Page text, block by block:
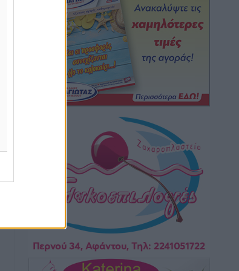
κατά του 39χρονου για τις δολιοφθορές
στο Radar Ατάβυρου
Τοπικές Ειδήσεις • πριν 1 ώρα
Απορρίφθηκε η προσωρινή διαταγή στη
μάχη των ταξί με τα «βανάκια» για την
υποκλοπή μεταφορικού έργου στη
πριν 1 ώρα
Δεσμεύσεις χωρίς αντίκρισμα στην
Κρεμαστή
Τοπικές Ειδήσεις• πριν 1 ώρα
Τσαμπίκος Καραγιάννης: «Ο
αποτελέσει τη δεύτερη μεγάλη δύναμη
της Ρόδου»